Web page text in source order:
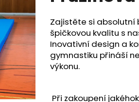
Zajistěte si absolutní
špičkovou kvalitu s
Inovativní design a
gymnastiku přináší
výkonu.
Při zakoupení